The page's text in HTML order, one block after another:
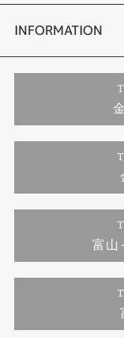
セットリング
婚約ネックレス
ダイヤモンド
ジュエリーリフォーム
お客様の声
プロポーズサポート
ブランドリスト
福井指輪工房｜手作
福井指輪工房｜手作
福井工房｜手作り婚
会社概要
お客様の声
INFORMATION
プライバシーポリシー
富山